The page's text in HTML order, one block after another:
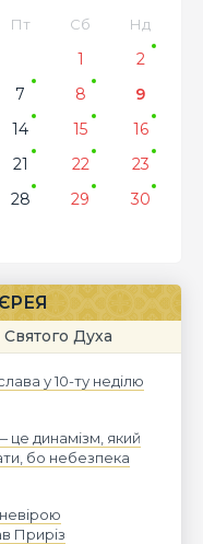
Пт Сб Нд
1
2
7 8
9
14 15
16
21 22
23
28 29
30
Святого Духа
у 10-ту неділю
це динамізм, який
бо небезпека
Приріз